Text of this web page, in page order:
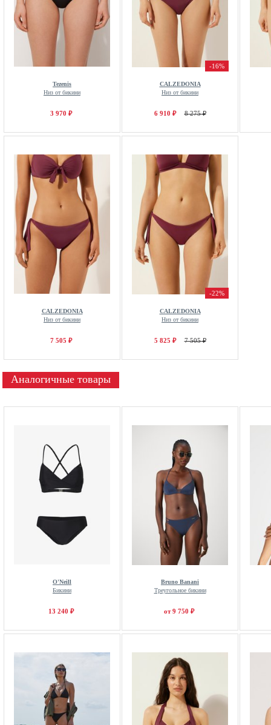
Tezenis
Низ от бикини
3 970 ₽
-16%
CALZEDONIA
Низ от бикини
6 910 ₽ 8 275 ₽
CALZEDONIA
Низ от бикини
7 505 ₽
-22%
CALZEDONIA
Низ от бикини
5 825 ₽ 7 505 ₽
Аналогичные товары
O'Neill
Бикини
13 240 ₽
Bruno Banani
Треугольное бикини
от 9 750 ₽